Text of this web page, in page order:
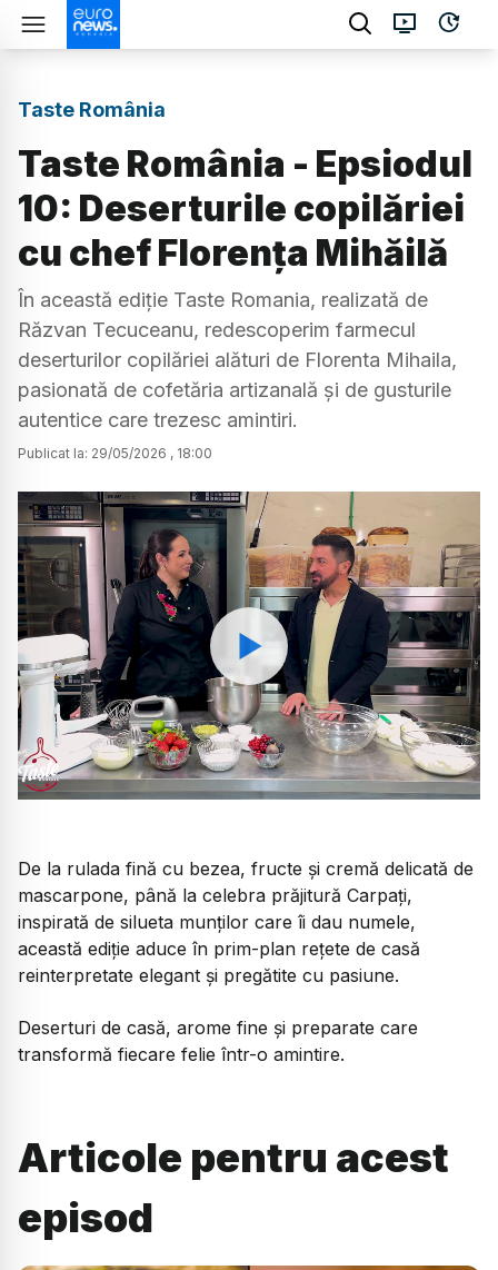
Taste România
Taste România - Epsiodul
10: Deserturile copilăriei
cu chef Florența Mihăilă
În această ediție Taste Romania, realizată de
Răzvan Tecuceanu, redescoperim farmecul
deserturilor copilăriei alături de Florenta Mihaila,
pasionată de cofetăria artizanală și de gusturile
autentice care trezesc amintiri.
Publicat la: 29/05/2026 , 18:00
Watch
De la rulada fină cu bezea, fructe și cremă delicată de
mascarpone, până la celebra prăjitură Carpați,
inspirată de silueta munților care îi dau numele,
această ediție aduce în prim-plan rețete de casă
reinterpretate elegant și pregătite cu pasiune.
Deserturi de casă, arome fine și preparate care
transformă fiecare felie într-o amintire.
Articole pentru acest
episod